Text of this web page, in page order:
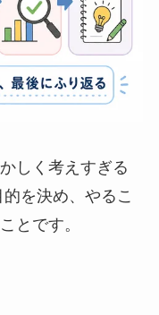
しく考えすぎる
を決め、やるこ
とです。